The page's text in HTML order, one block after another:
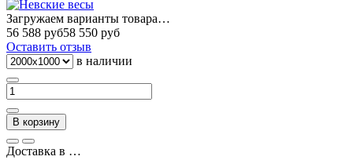
Загружаем варианты товара…
56 588 руб58 550 руб
Оставить отзыв
в наличии
В корзину
Доставка в …